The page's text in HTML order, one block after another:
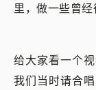
里，做一些曾经
给大家看一个
我们当时请合